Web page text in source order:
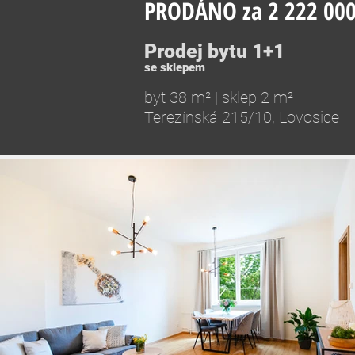
PRODÁNO za 2 222
Prodej bytu 1+1
se sklepem
byt 38 m² | sklep 2 m²
Terezínská 215/10, Lovosice